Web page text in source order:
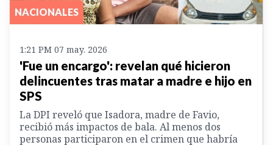
NACIONALES
1:21 PM 07 may. 2026
'Fue un encargo': revelan qué hicieron
delincuentes tras matar a madre e hijo en
SPS
La DPI reveló que Isadora, madre de Favio,
recibió más impactos de bala. Al menos dos
personas participaron en el crimen que habría